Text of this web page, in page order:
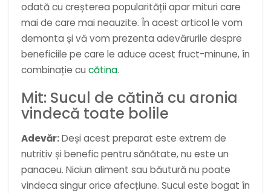
odată cu creșterea popularității apar mituri care
mai de care mai neauzite. În acest articol le vom
demonta și vă vom prezenta adevărurile despre
beneficiile pe care le aduce acest fruct-minune, în
combinație cu cătina.
Mit: Sucul de cătină cu aronia
vindecă toate bolile
Adevăr:Deși acest preparat este extrem de
nutritiv și benefic pentru sănătate, nu este un
panaceu. Niciun aliment sau băutură nu poate
vindeca singur orice afecțiune. Sucul este bogat în